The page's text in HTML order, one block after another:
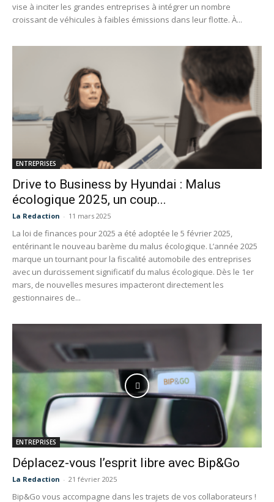
vise à inciter les grandes entreprises à intégrer un nombre
croissant de véhicules à faibles émissions dans leur flotte. À...
ENTREPRISES
Drive to Business by Hyundai : Malus
écologique 2025, un coup...
La Redaction - 11 mars 2025
La loi de finances pour 2025 a été adoptée le 5 février 2025,
entérinant le nouveau barème du malus écologique. L’année 2025
marque un tournant pour la fiscalité automobile des entreprises
avec un durcissement significatif du malus écologique. Dès le 1er
mars, de nouvelles mesures impacteront directement les
gestionnaires de...
ENTREPRISES
Déplacez-vous l’esprit libre avec Bip&Go
La Redaction - 21 février 2025
Bip&Go vous accompagne dans les trajets de vos collaborateurs !